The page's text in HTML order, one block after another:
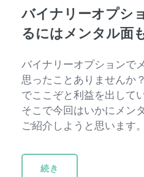
バイナリーオプシ
るにはメンタル面
バイナリーオプションで
思ったことありませんか
でここぞと利益を出して
そこで今回はいかにメン
ご紹介しようと思います。
続き